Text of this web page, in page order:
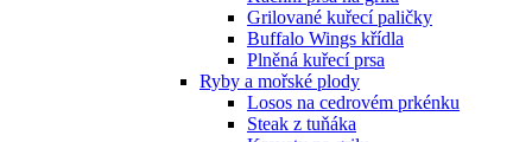
Grilované kuřecí paličky
Buffalo Wings křídla
Plněná kuřecí prsa
Ryby a mořské plody
Losos na cedrovém prkénku
Steak z tuňáka